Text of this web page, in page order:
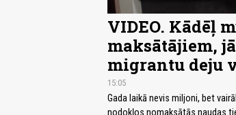
VIDEO. Kādēļ
maksātājiem,
migrantu deju
15:05
Gada laikā nevis miljoni, bet